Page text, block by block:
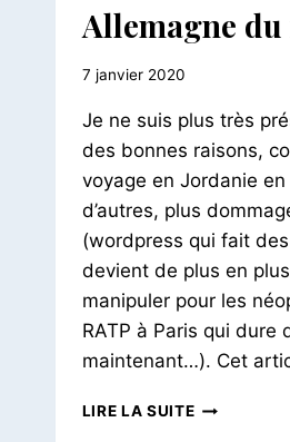
Allemagne
Par
Petit
Pois
7 janvier 2020
Je ne suis plus très
des bonnes raisons,
voyage en Jordanie
d’autres, plus
(wordpress qui fait
devient de plus en
manipuler pour les
RATP à Paris qui dure
maintenant…). Cet
LIRE LA SUITELE